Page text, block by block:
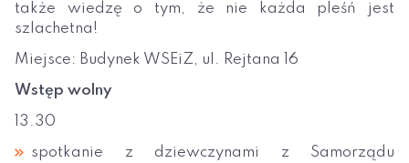
także wiedzę o tym, że nie każda pleśń jest
szlachetna!
Miejsce: Budynek WSEiZ, ul. Rejtana 16
Wstęp wolny
13.30
spotkanie z dziewczynami z Samorządu